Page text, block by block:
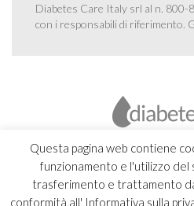
Questa pagina web contiene
funzionamento e l'utilizzo del
trasferimento e trattamento
conformità all' Informativa sulla
Diabetes Care Italy srl al n. 800-
con i responsabili di riferimento.